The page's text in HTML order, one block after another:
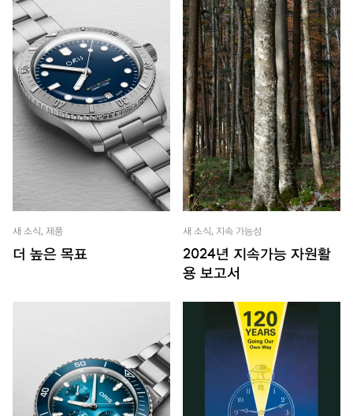
새 소식, 제품
더 높은 목표
새 소식, 지속 가능성
2024년 지속가능 자원활
용 보고서